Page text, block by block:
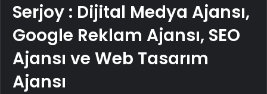
Serjoy : Dijital Medya Ajansı,
Google Reklam Ajansı, SEO
Ajansı ve Web Tasarım
Ajansı